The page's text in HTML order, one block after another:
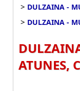
> DULZAINA -
> DULZAINA -
ATUNES,